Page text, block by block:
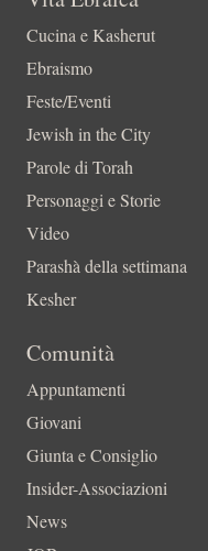
Cucina e Kasherut
Ebraismo
Feste/Eventi
Jewish in the City
Parole di Torah
Personaggi e Storie
Video
Parashà della settimana
Kesher
Comunità
Appuntamenti
Giovani
Giunta e Consiglio
Insider-Associazioni
News